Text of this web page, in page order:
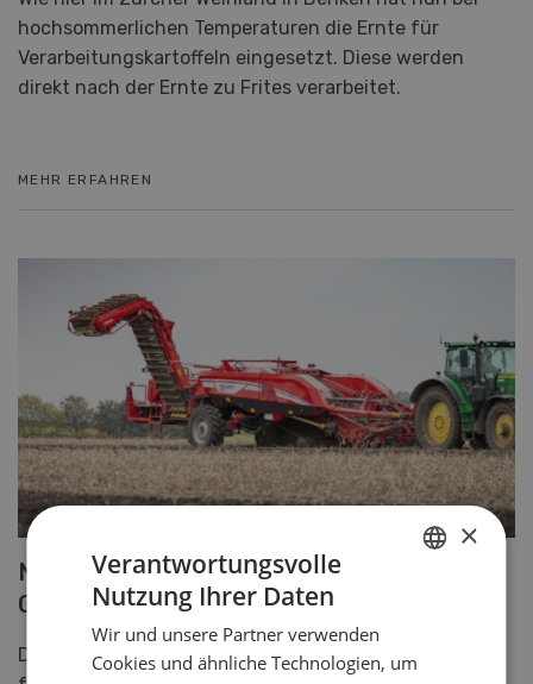
hochsommerlichen Temperaturen die Ernte für
Verarbeitungskartoffeln eingesetzt. Diese werden
direkt nach der Ernte zu Frites verarbeitet.
MEHR ERFAHREN
Neuer Überladeroder Select 200 von
Grimme
Der zweireihige Überladeroder Select 200 eignet sich
×
Verantwortungsvolle
Nutzung Ihrer Daten
Wir und unsere Partner verwenden
Cookies und ähnliche Technologien, um